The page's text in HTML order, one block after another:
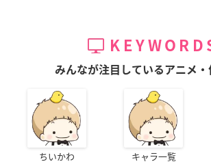
みんなが注目しているアニメ・
ちいかわ キャラ一覧